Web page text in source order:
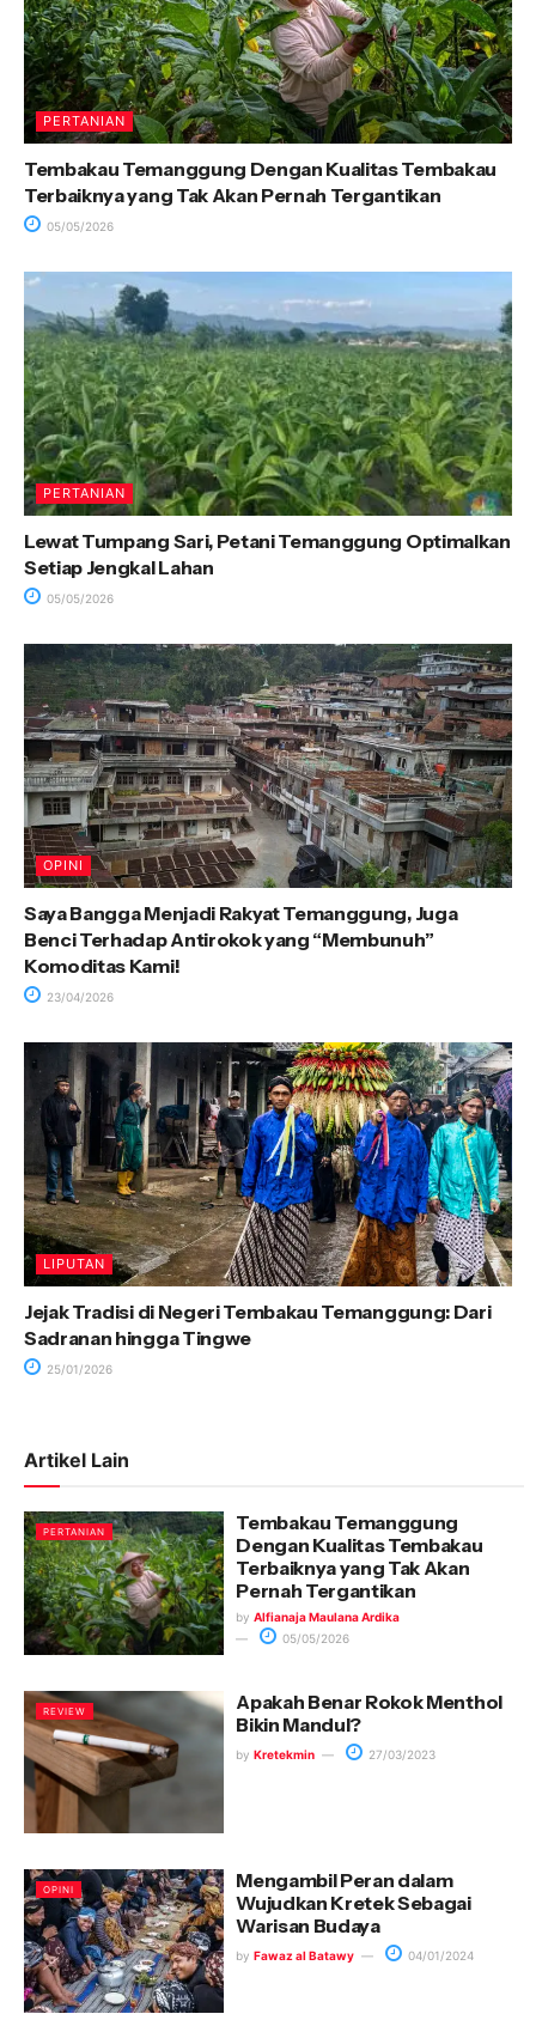
PERTANIAN
Tembakau Temanggung Dengan Kualitas Tembakau
Terbaiknya yang Tak Akan Pernah Tergantikan
05/05/2026
PERTANIAN
Lewat Tumpang Sari, Petani Temanggung Optimalkan
Setiap Jengkal Lahan
05/05/2026
OPINI
Saya Bangga Menjadi Rakyat Temanggung, Juga
Benci Terhadap Antirokok yang “Membunuh”
Komoditas Kami!
23/04/2026
LIPUTAN
Jejak Tradisi di Negeri Tembakau Temanggung: Dari
Sadranan hingga Tingwe
25/01/2026
Artikel Lain
PERTANIAN
Tembakau Temanggung
Dengan Kualitas Tembakau
Terbaiknya yang Tak Akan
Pernah Tergantikan
by Alfianaja Maulana Ardika
05/05/2026
REVIEW
Apakah Benar Rokok Menthol
Bikin Mandul?
by Kretekmin 27/03/2023
OPINI
Mengambil Peran dalam
Wujudkan Kretek Sebagai
Warisan Budaya
by Fawaz al Batawy 04/01/2024